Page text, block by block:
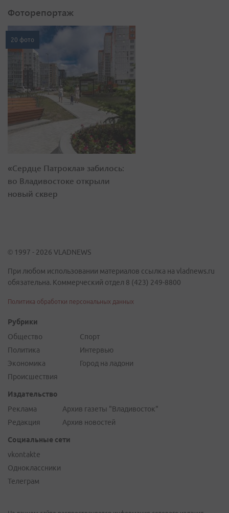
Фоторепортаж
20 фото
«Сердце Патрокла» забилось:
во Владивостоке открыли
новый сквер
© 1997 - 2026 VLADNEWS
При любом использовании материалов ссылка на vladnews.ru
обязательна. Коммерческий отдел 8 (423) 249-8800
Политика обработки персональных данных
Рубрики
Общество
Политика
Экономика
Происшествия
Спорт
Интервью
Город на ладони
Издательство
Реклама
Редакция
Архив газеты "Владивосток"
Архив новостей
Социальные сети
vkontakte
Одноклассники
Телеграм